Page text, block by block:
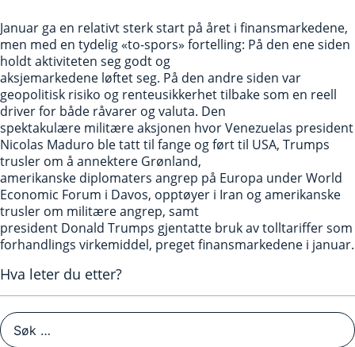
Januar ga en relativt sterk start på året i finansmarkedene,
men med en tydelig «to-spors» fortelling: På den ene siden
holdt aktiviteten seg godt og
aksjemarkedene løftet seg. På den andre siden var
geopolitisk risiko og renteusikkerhet tilbake som en reell
driver for både råvarer og valuta. Den
spektakulære militære aksjonen hvor Venezuelas president
Nicolas Maduro ble tatt til fange og ført til USA, Trumps
trusler om å annektere Grønland,
amerikanske diplomaters angrep på Europa under World
Economic Forum i Davos, opptøyer i Iran og amerikanske
trusler om militære angrep, samt
president Donald Trumps gjentatte bruk av tolltariffer som
forhandlings virkemiddel, preget finansmarkedene i januar.
Hva leter du etter?
Søk
etter: